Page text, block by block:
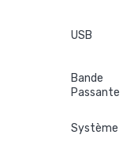
USB
Bande
Passante
Système